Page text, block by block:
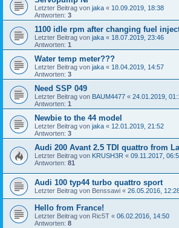
Letzter Beitrag von jaka « 10.09.2019, 18:38
Antworten: 3
1100 idle rpm after changing fuel
Letzter Beitrag von jaka « 18.07.2019, 23:46
Antworten: 1
Water temp meter???
Letzter Beitrag von jaka « 18.04.2019, 14:57
Antworten: 3
Need SSP 049
Letzter Beitrag von BAUM4477 « 24.01.2019,
Antworten: 1
Newbie to the 44 model
Letzter Beitrag von jaka « 12.01.2019, 21:52
Antworten: 3
Audi 200 Avant 2.5 TDI quattro from
Letzter Beitrag von KRUSH3R « 09.11.2017,
Antworten: 81
Audi 100 typ44 turbo quattro sport
Letzter Beitrag von Benssawi « 26.05.2016,
Hello from France!
Letzter Beitrag von Ric5T « 06.02.2016, 14:50
Antworten: 8